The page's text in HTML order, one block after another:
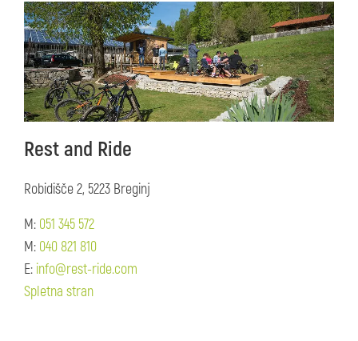
Rest and Ride
Robidišče 2, 5223 Breginj
M: 051 345 572
M: 040 821 810
E: info@rest-ride.com
Spletna stran